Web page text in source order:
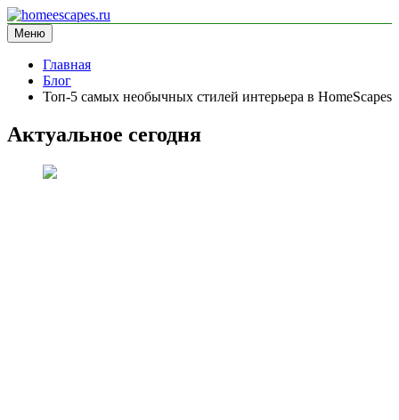
Перейти
к
содержимому
homeescapes.ru
информационный сайт
Меню
Главная
Блог
Топ-5 самых необычных стилей интерьера в HomeScapes
Актуальное сегодня